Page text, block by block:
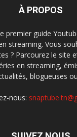
À PROPOS
premier guide
streaming. Vous
? Parcourez le site
en streaming,
blogueuses
nous: